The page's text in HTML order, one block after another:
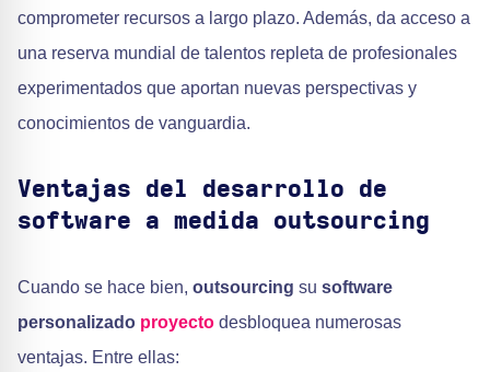
comprometer recursos a largo plazo. Además, da acceso a
una reserva mundial de talentos repleta de profesionales
experimentados que aportan nuevas perspectivas y
conocimientos de vanguardia.
Ventajas del desarrollo de
software a medida outsourcing
Cuando se hace bien, outsourcing su software
personalizado proyecto desbloquea numerosas
ventajas. Entre ellas: